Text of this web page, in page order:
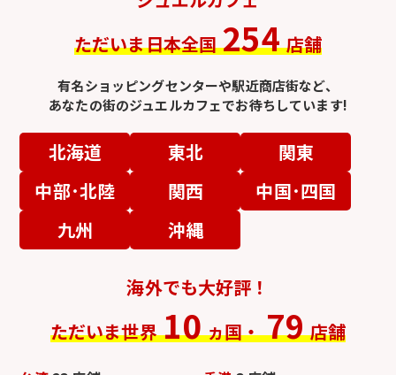
ただいま日本全国 254 店舗
有名ショッピングセンターや駅近商店街など、
あなたの街のジュエルカフェでお待ちしています!
北海道 東北
関東
中部･北陸
関西
中国･四国
九州
沖縄
海外でも大好評！
ただいま世界 10 ヵ国・ 79 店舗